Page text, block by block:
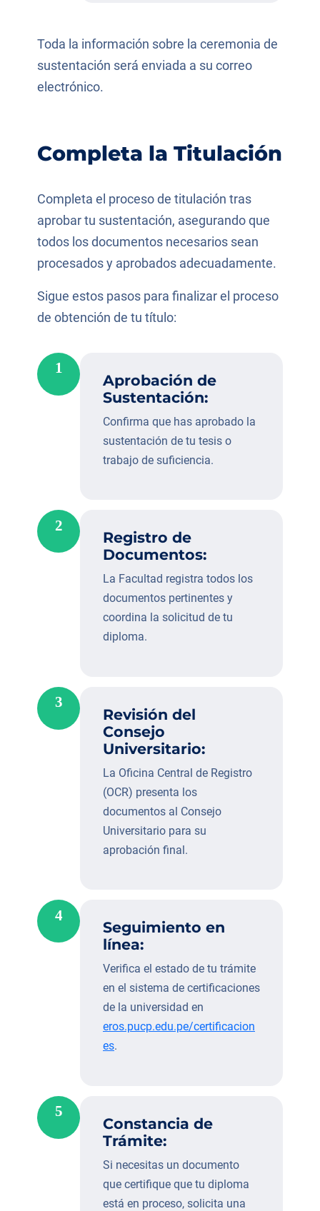
Toda la información sobre la ceremonia de
sustentación será enviada a su correo
electrónico.
Completa la Titulación
Completa el proceso de titulación tras
aprobar tu sustentación, asegurando que
todos los documentos necesarios sean
procesados y aprobados adecuadamente.
Sigue estos pasos para finalizar el proceso
de obtención de tu título:
1
Aprobación de
Sustentación:
Confirma que has aprobado la
sustentación de tu tesis o
trabajo de suficiencia.
2
Registro de
Documentos:
La Facultad registra todos los
documentos pertinentes y
coordina la solicitud de tu
diploma.
3
Revisión del
Consejo
Universitario:
La Oficina Central de Registro
(OCR) presenta los
documentos al Consejo
Universitario para su
aprobación final.
4
Seguimiento en
línea:
Verifica el estado de tu trámite
en el sistema de certificaciones
de la universidad en
eros.pucp.edu.pe/certificacion
es.
5
Constancia de
Trámite:
Si necesitas un documento
que certifique que tu diploma
está en proceso, solicita una